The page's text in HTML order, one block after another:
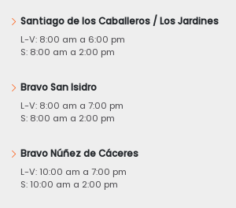
Santiago de los Caballeros / Los Jardines
L-V: 8:00 am a 6:00 pm
S: 8:00 am a 2:00 pm
Bravo San Isidro
L-V: 8:00 am a 7:00 pm
S: 8:00 am a 2:00 pm
Bravo Núñez de Cáceres
L-V: 10:00 am a 7:00 pm
S: 10:00 am a 2:00 pm